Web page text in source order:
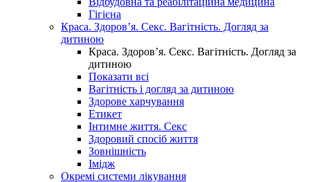
Гігієна
Краса. Здоров’я. Секс. Вагітність. Догляд за
дитиною
Краса. Здоров’я. Секс. Вагітність. Догляд за
дитиною
Показати всі
Вагітність і догляд за дитиною
Здорове харчування
Етикет
Інтимне життя. Секс
Здоровий спосіб життя
Зовнішність
Імідж
Окремі системи лікування